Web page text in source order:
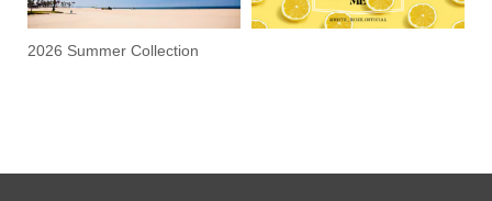
2026 Summer Collection